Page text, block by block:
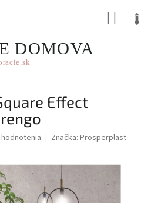
Effect
Značka: Prosperplast